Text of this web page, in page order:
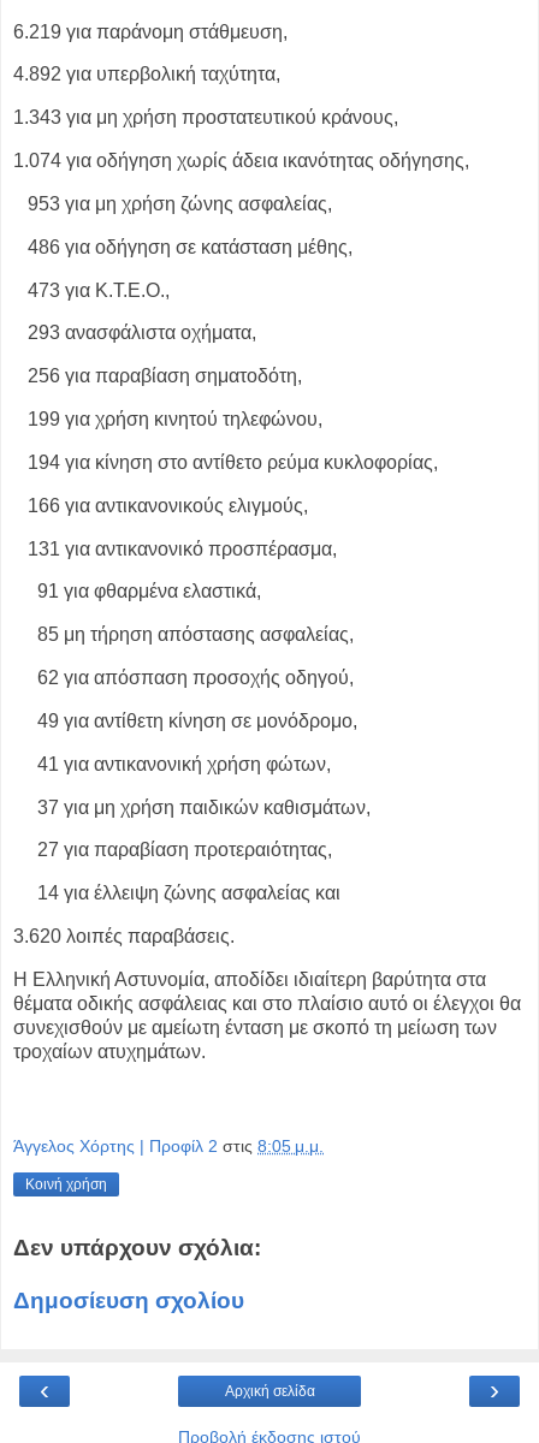
6.219 για παράνομη στάθμευση,
4.892 για υπερβολική ταχύτητα,
1.343 για μη χρήση προστατευτικού κράνους,
1.074 για οδήγηση χωρίς άδεια ικανότητας οδήγησης,
953 για μη χρήση ζώνης ασφαλείας,
486 για οδήγηση σε κατάσταση μέθης,
473 για Κ.Τ.Ε.Ο.,
293 ανασφάλιστα οχήματα,
256 για παραβίαση σηματοδότη,
199 για χρήση κινητού τηλεφώνου,
194 για κίνηση στο αντίθετο ρεύμα κυκλοφορίας,
166 για αντικανονικούς ελιγμούς,
131 για αντικανονικό προσπέρασμα,
91 για φθαρμένα ελαστικά,
85 μη τήρηση απόστασης ασφαλείας,
62 για απόσπαση προσοχής οδηγού,
49 για αντίθετη κίνηση σε μονόδρομο,
41 για αντικανονική χρήση φώτων,
37 για μη χρήση παιδικών καθισμάτων,
27 για παραβίαση προτεραιότητας,
14 για έλλειψη ζώνης ασφαλείας και
3.620 λοιπές παραβάσεις.
Η Ελληνική Αστυνομία, αποδίδει ιδιαίτερη βαρύτητα στα
θέματα οδικής ασφάλειας και στο πλαίσιο αυτό οι έλεγχοι θα
συνεχισθούν με αμείωτη ένταση με σκοπό τη μείωση των
τροχαίων ατυχημάτων.
Άγγελος Χόρτης | Προφίλ 2 στις 8:05 μ.μ.
Κοινή χρήση
Δεν υπάρχουν σχόλια:
Δημοσίευση σχολίου
‹ ›
Αρχική σελίδα
Προβολή έκδοσης ιστού